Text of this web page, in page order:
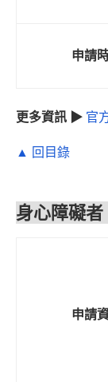
申請
更多資訊 ▶ 官
▲ 回目錄
身心障礙
申請